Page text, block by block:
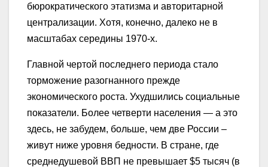
бюрократического этатизма и авторитарной
централизации. Хотя, конечно, далеко не в
масштабах середины 1970-х.
Главной чертой последнего периода стало
торможение разогнанного прежде
экономического роста. Ухудшились социальные
показатели. Более четверти населения — а это
здесь, не забудем, больше, чем две России –
живут ниже уровня бедности. В стране, где
среднедушевой ВВП не превышает $5 тысяч (в